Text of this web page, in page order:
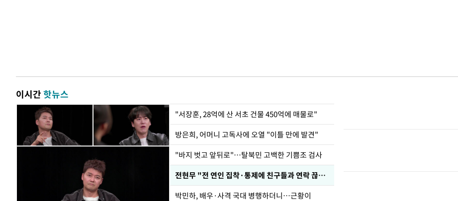
이시간핫뉴스
"서장훈, 28억에 산 서초 건물 450억에 매물로"
방은희, 어머니 고독사에 오열 "이틀 만에 발견"
"바지 벗고 앞뒤로"…탈북민 고백한 기쁨조 검사
전현무 "전 연인 집착·통제에 친구들과 연락 끊겨"
박민하, 배우·사격 국대 병행하더니…근황이